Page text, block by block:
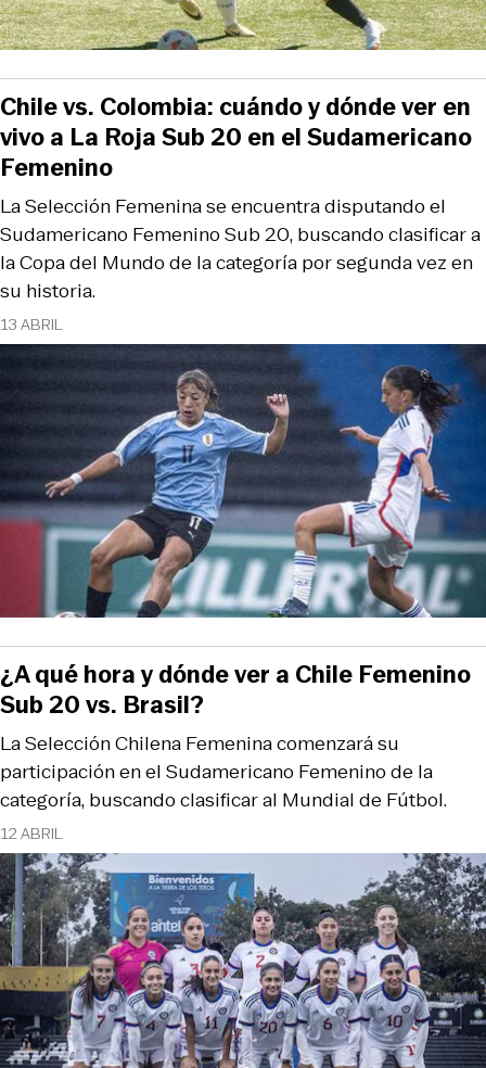
13 ABRIL
La Selección Femenina se encuentra disputando el
Sudamericano Femenino Sub 20, buscando clasificar a
la Copa del Mundo de la categoría por segunda vez en
su historia.
Chile vs. Colombia: cuándo y dónde ver en
vivo a La Roja Sub 20 en el Sudamericano
Femenino
12 ABRIL
La Selección Chilena Femenina comenzará su
participación en el Sudamericano Femenino de la
categoría, buscando clasificar al Mundial de Fútbol.
¿A qué hora y dónde ver a Chile Femenino
Sub 20 vs. Brasil?